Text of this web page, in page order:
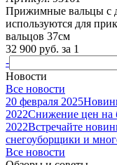
Прижимные вальцы с
используются для
вальцов 37см
32 900 руб. за 1
-
Новости
Все новости
20 февраля 2025
2022Снижение цен на
2022Встречайте
снегоуборщики и
Все новости